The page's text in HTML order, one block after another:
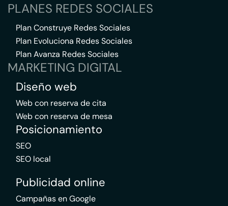
PLANES REDES SOCIALES
Plan Construye Redes Sociales
Plan Evoluciona Redes Sociales
Plan Avanza Redes Sociales
MARKETING DIGITAL
Diseño web
Web con reserva de cita
Web con reserva de mesa
Posicionamiento
SEO
SEO local
Publicidad online
Campañas en Google